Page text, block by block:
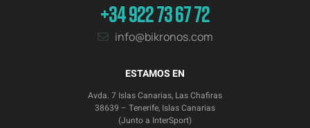
+34 922 73 67 72
info@bikronos.com
ESTAMOS EN
Avda. 7 Islas Canarias, Las Chafiras
38639 – Tenerife, Islas Canarias
(Junto a InterSport)